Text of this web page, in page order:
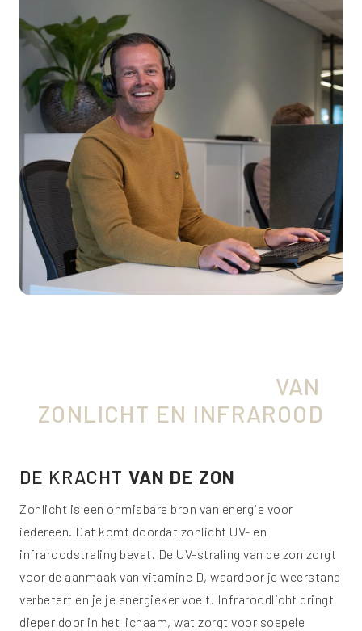
VAN
ZONLICHT EN INFRAROOD
DE KRACHT VAN DE ZON
Zonlicht is een onmisbare bron van energie voor
iedereen. Dat komt doordat zonlicht UV- en
infraroodstraling bevat. De UV-straling van de zon zorgt
voor de aanmaak van vitamine D, waardoor je weerstand
verbetert en je je energieker voelt. Infraroodlicht dringt
dieper door in het lichaam, wat zorgt voor soepele